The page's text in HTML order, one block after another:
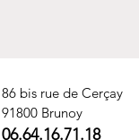
86 bis rue de Cerçay
91800 Brunoy
06.64.16.71.18